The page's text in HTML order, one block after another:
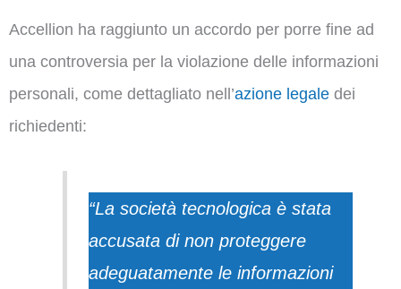
Accellion ha raggiunto un accordo per porre fine ad
una controversia per la violazione delle informazioni
personali, come dettagliato nell’azione legale dei
richiedenti:
“La società tecnologica è stata
accusata di non proteggere
adeguatamente le informazioni